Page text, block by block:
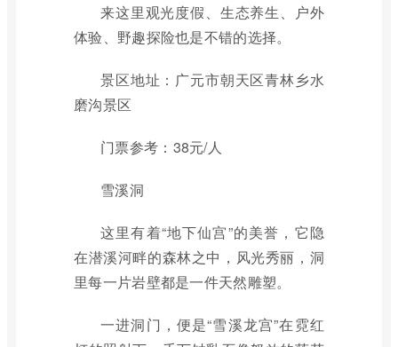
来这里观光度假、生态养生、户外
体验、野趣探险也是不错的选择。
景区地址：广元市朝天区青林乡水
磨沟景区
门票参考：38元/人
雪溪洞
这里有着“地下仙宫”的美誉，它隐
在潜溪河畔的森林之中，风光秀丽，洞
里每一片岩壁都是一件天然雕塑。
一进洞门，便是“雪溪龙宫”在霓红